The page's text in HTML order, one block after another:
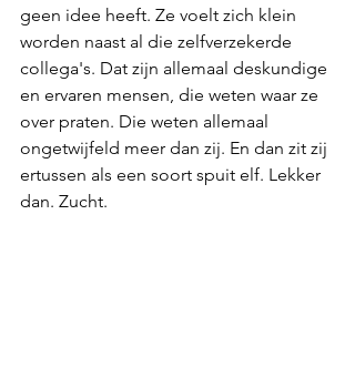
geen idee heeft. Ze voelt zich klein
worden naast al die zelfverzekerde
collega's. Dat zijn allemaal deskundige
en ervaren mensen, die weten waar ze
over praten. Die weten allemaal
ongetwijfeld meer dan zij. En dan zit zij
ertussen als een soort spuit elf. Lekker
dan. Zucht.